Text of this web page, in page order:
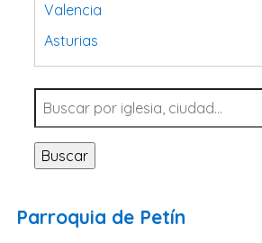
Valencia
Asturias
Tarragona
Navarra
Valladolid
Sevilla
Santa Cruz de Tenerife
Buscar
Parroquia de Petín